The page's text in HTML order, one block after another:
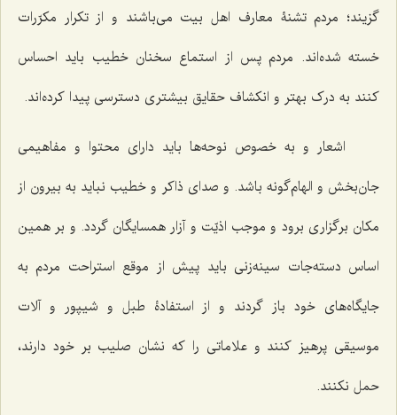
گزیند؛ مردم تشنۀ معارف اهل بیت می‌باشند و از تکرار مکرّرات
خسته شده‌اند. مردم پس از استماع سخنان خطیب باید احساس
کنند به درک بهتر و انکشاف حقایق بیشتری دسترسی پیدا کرده‌اند.
اشعار و به خصوص نوحه‌ها باید دارای محتوا و مفاهیمی
جان‌بخش و الهام‌گونه باشد. و صدای ذاکر و خطیب نباید به بیرون از
مکان برگزاری برود و موجب اذیّت و آزار همسایگان گردد. و بر همین
اساس دسته‌جات سینه‌زنی باید پیش از موقع استراحت مردم به
جایگاه‌های خود باز گردند و از استفادۀ طبل و شیپور و آلات
موسیقی پرهیز کنند و علاماتی را که نشان صلیب بر خود دارند،
حمل نکنند.